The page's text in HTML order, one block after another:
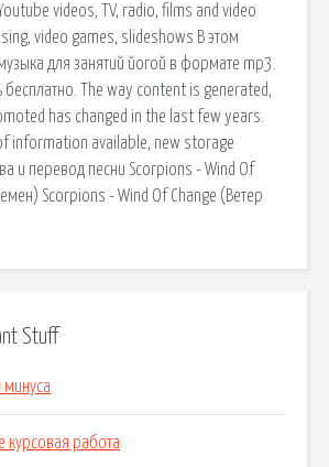
videos, TV, radio, films and video
video games, slideshows В этом
для занятий йогой в формате mp3.
бесплатно. The way content is generated,
has changed in the last few years.
information available, new storage
и перевод песни Scorpions - Wind Of
Scorpions - Wind Of Change (Ветер
Stuff
минуса
курсовая работа